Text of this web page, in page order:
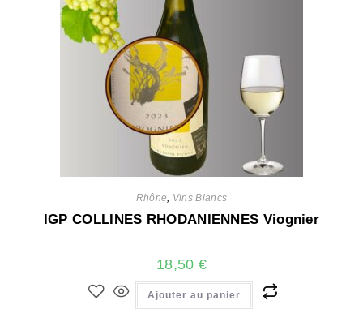
Rhône, Vins Blancs
IGP COLLINES RHODANIENNES Viognier
18,50 €
Ajouter au panier